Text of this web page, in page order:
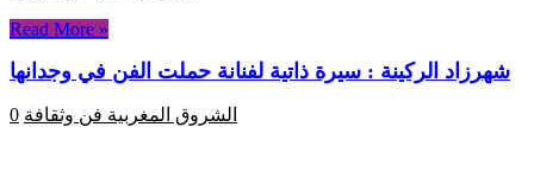
Read More »
شهرزاد الركينة : سيرة ذاتية لفنانة حملت الفن في وجدانها
الشروق المغربية فن وثقافة 0